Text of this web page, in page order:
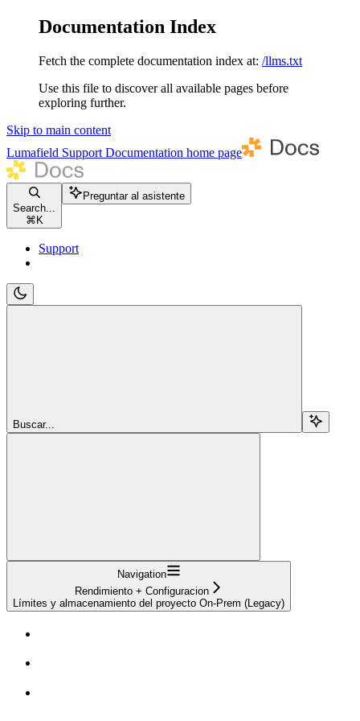
Documentation Index
Fetch the complete documentation index at: /llms.txt
Use this file to discover all available pages before
exploring further.
Skip to main content
Lumafield Support Documentation home page
Search...
⌘ K
Preguntar al asistente
Support
Buscar...
Navigation
Rendimiento + Configuracion
Límites y almacenamiento del proyecto On-Prem (Legacy)